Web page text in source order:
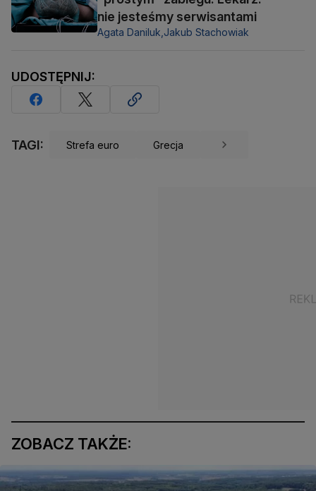
nie jesteśmy serwisantami
Agata Daniluk, Jakub Stachowiak
UDOSTĘPNIJ:
TAGI: Strefa euro Grecja
ZOBACZ TAKŻE: